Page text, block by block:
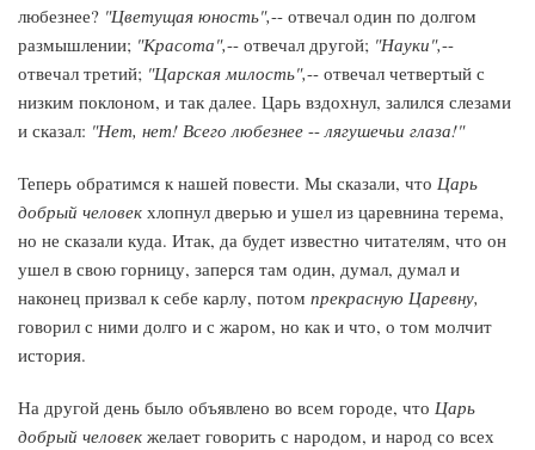
любезнее? "Цветущая юность",-- отвечал один по долгом
размышлении; "Красота",-- отвечал другой; "Науки",--
отвечал третий; "Царская милость",-- отвечал четвертый с
низким поклоном, и так далее. Царь вздохнул, залился слезами
и сказал: "Нет, нет! Всего любезнее --лягушечьи глаза!"
Теперь обратимся к нашей повести. Мы сказали, что Царь
добрый человек хлопнул дверью и ушел из царевнина терема,
но не сказали куда. Итак, да будет известно читателям, что он
ушел в свою горницу, заперся там один, думал, думал и
наконец призвал к себе карлу, потом прекрасную Царевну,
говорил с ними долго и с жаром, но как и что, о том молчит
история.
На другой день было объявлено во всем городе, что Царь
добрый человек желает говорить с народом, и народ со всех